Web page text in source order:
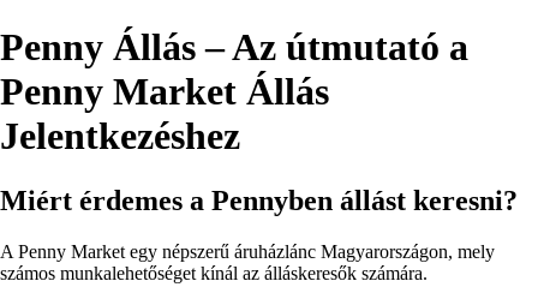
Penny Állás – Az útmutató a
Penny Market Állás
Jelentkezéshez
Miért érdemes a Pennyben állást keresni?
A Penny Market egy népszerű áruházlánc Magyarországon, mely
számos munkalehetőséget kínál az álláskeresők számára.